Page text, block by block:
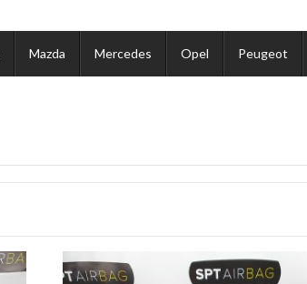
Mazda Mercedes Opel Peugeot